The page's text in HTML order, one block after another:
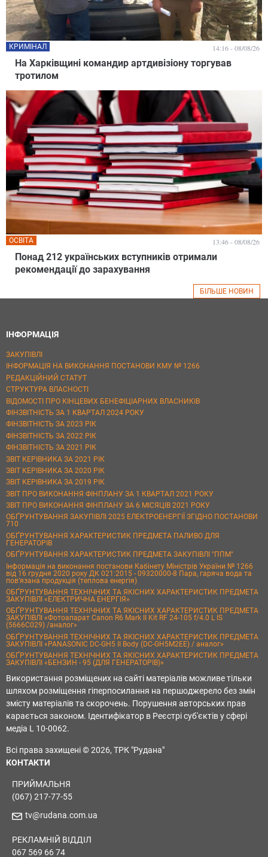
На Харківщині командир артдивізіону торгував
тротилом
КРИМІНАЛ 14:16 - 08/08/26
Понад 212 українських вступників отримали
рекомендації до зарахування
ОСВІТА 13:46 - 08/08/26
БІЛЬШЕ НОВИН
ІНФОРМАЦІЯ
ЗАКУПІВЛІ
ІНФОРМАЦІЯ НА ВИКОНАННЯ ПОСТАНОВИ КМУ № 1266
РЕДАКЦІЙНИЙ СТАТУТ
СТРУКТУРА ВЛАСНОСТІ
ВІДОМОСТІ ПРО КІНЦЕВИХ БЕНЕФІЦІАРНИХ ВЛАСНИКІВ
ФІНЗВІТНІСТЬ ЗА 1 КВАРТАЛ 2024 РОКУ
ФІНЗВІТНІСТЬ ЗА 2023 РІК
ФІНЗВІТНІСТЬ ЗА 2022 РІК
ФІНЗВІТНІСТЬ ЗА 2021 РІК
ЗВІТ КЕРІВНИКА ЗА 2021 РІК
ЗВІТ КЕРІВНИКА ЗА 2020 РІК
ЗВІТ КЕРІВНИКА ЗА 2019 РІК
ЗВІТ ПРО ВИКОНАННЯ ФІНПЛАНУ ЗА 1 КВАРТАЛ 2021 РОКУ
ЗВІТ ПРО ВИКОНАННЯ ФІНПЛАНУ ЗА 6 МІСЯЦІВ 2021 РОКУ
ОБҐРУНТУВАННЯ ЗАКУПІВЛІ 2025 ЕЛЕКТРОЕНЕРГІЇ ЗГІДНО ПОСТАНОВИ
710
ОБҐРУНТУВАННЯ ХАРАКТЕРИСТИК ПРЕДМЕТА ПАЛИВО ДЛЯ
ГЕНЕРАТОРІВ
ОБҐРУНТУВАННЯ ХАРАКТЕРИСТИК ПРЕДМЕТА ЗАКУПІВЛІ "ППМ"
Інформація на виконання постанови Кабінету Міністрів України № 1266
від 16 грудня 2020 року ДК 021:2015 - 09320000-8 Пара, гаряча вода та
пов’язана продукція (теплова енергія)
ОБҐРУНТУВАННЯ ТЕХНІЧНИХ ТА ЯКІСНИХ ХАРАКТЕРИСТИК ПРЕДМЕТА
ЗАКУПІВЛІ «ЕЛЕКТРИЧНА ЕНЕРГІЯ»
ОБҐРУНТУВАННЯ ТЕХНІЧНИХ ТА ЯКІСНИХ ХАРАКТЕРИСТИК ПРЕДМЕТА
ЗАКУПІВЛІ «Фотоапарат Canon R6 Mark II Kit RF 24-105 f/4.0 L IS
(5666C029) /аналог»
ОБҐРУНТУВАННЯ ТЕХНІЧНИХ ТА ЯКІСНИХ ХАРАКТЕРИСТИК ПРЕДМЕТА
ЗАКУПІВЛІ «PANASONIC DC-GH5 II Body (DC-GH5M2EE) / аналог»
ОБҐРУНТУВАННЯ ТЕХНІЧНИХ ТА ЯКІСНИХ ХАРАКТЕРИСТИК ПРЕДМЕТА
ЗАКУПІВЛІ «БЕНЗИН - 95 (ДЛЯ ГЕНЕРАТОРІВ)»
Використання розміщених на сайті матеріалів можливе тільки
шляхом розміщення гіперпосилання на першоджерело без змін
змісту матеріалів та скорочень. Порушення авторських прав
карається законом. Ідентифікатор в Реєстрі суб'єктів у сфері
медіа L 10-0062.
Всі права захищені © 2026, ТРК "Рудана"
КОНТАКТИ
ПРИЙМАЛЬНЯ
(067) 217-77-55
tv@rudana.com.ua
РЕКЛАМНІЙ ВІДДІЛ
067 569 66 74